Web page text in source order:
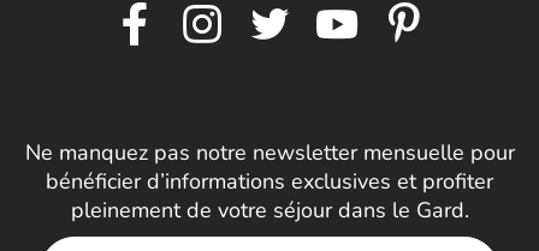
Ne manquez pas notre newsletter mensuelle pour
bénéficier d’informations exclusives et profiter
pleinement de votre séjour dans le Gard.